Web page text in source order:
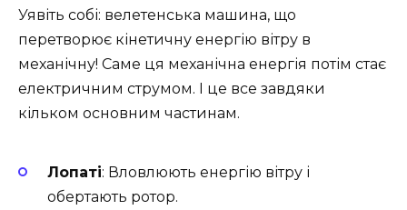
Уявіть собі: велетенська машина, що
перетворює кінетичну енергію вітру в
механічну! Саме ця механічна енергія потім стає
електричним струмом. І це все завдяки
кільком основним частинам.
Лопаті: Вловлюють енергію вітру і
обертають ротор.